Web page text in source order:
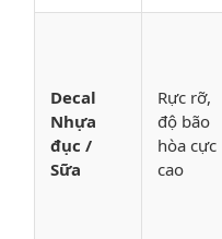
Decal
Nhựa
đục /
Sữa
Rực rỡ,
độ bão
hòa cực
cao